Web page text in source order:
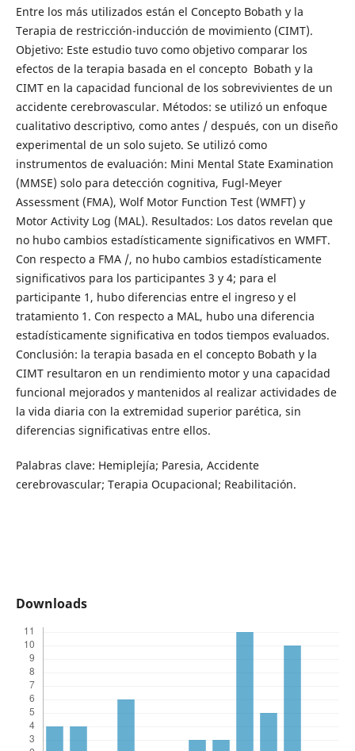
Entre los más utilizados están el Concepto Bobath y la
Terapia de restricción-inducción de movimiento (CIMT).
Objetivo: Este estudio tuvo como objetivo comparar los
efectos de la terapia basada en el concepto Bobath y la
CIMT en la capacidad funcional de los sobrevivientes de un
accidente cerebrovascular. Métodos: se utilizó un enfoque
cualitativo descriptivo, como antes / después, con un diseño
experimental de un solo sujeto. Se utilizó como
instrumentos de evaluación: Mini Mental State Examination
(MMSE) solo para detección cognitiva, Fugl-Meyer
Assessment (FMA), Wolf Motor Function Test (WMFT) y
Motor Activity Log (MAL). Resultados: Los datos revelan que
no hubo cambios estadísticamente significativos en WMFT.
Con respecto a FMA /, no hubo cambios estadísticamente
significativos para los participantes 3 y 4; para el
participante 1, hubo diferencias entre el ingreso y el
tratamiento 1. Con respecto a MAL, hubo una diferencia
estadísticamente significativa en todos tiempos evaluados.
Conclusión: la terapia basada en el concepto Bobath y la
CIMT resultaron en un rendimiento motor y una capacidad
funcional mejorados y mantenidos al realizar actividades de
la vida diaria con la extremidad superior parética, sin
diferencias significativas entre ellos.
Palabras clave: Hemiplejía; Paresia, Accidente
cerebrovascular; Terapia Ocupacional; Reabilitación.
Downloads